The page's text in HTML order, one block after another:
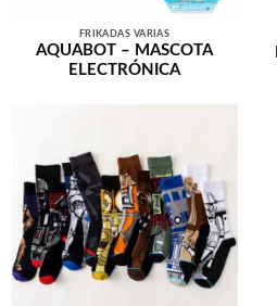
FRIKADAS VARIAS
AQUABOT – MASCOTA
ELECTRÓNICA